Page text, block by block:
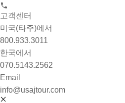
고객센터
미국(타주)에서
800.933.3011
한국에서
070.5143.2562
Email
info@usajtour.com